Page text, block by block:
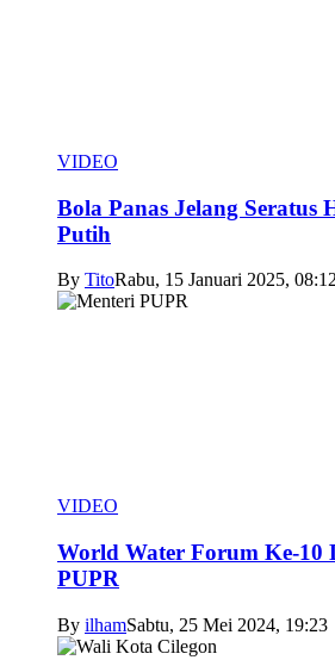
VIDEO
Bola Panas Jelang Seratus
Putih
By TitoRabu, 15 Januari 2025, 08:12
VIDEO
World Water Forum Ke-10
PUPR
By ilhamSabtu, 25 Mei 2024, 19:23